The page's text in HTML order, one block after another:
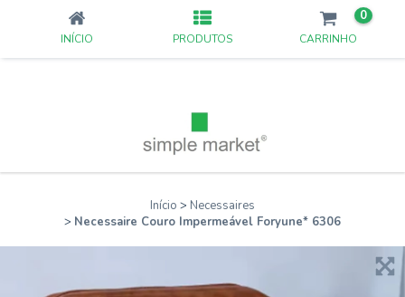
INÍCIO PRODUTOS CARRINHO
0
Início > Necessaires
> Necessaire Couro Impermeável Foryune* 6306